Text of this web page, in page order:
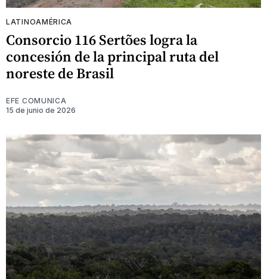
LATINOAMÉRICA
Consorcio 116 Sertões logra la
concesión de la principal ruta del
noreste de Brasil
EFE COMUNICA
15 de junio de 2026